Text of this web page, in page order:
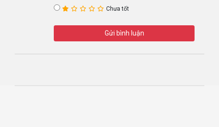
Chưa tốt
Gửi bình luận